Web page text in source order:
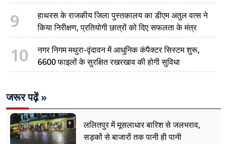
9
हाथरस के राजकीय जिला पुस्तकालय का डीएम अतुल वत्स ने
किया निरीक्षण, प्रतियोगी छात्रों को दिए सफलता के मंत्र
10
नगर निगम मथुरा-वृंदावन में आधुनिक कंपैक्टर सिस्टम शुरू,
6600 फाइलों के सुरक्षित रखरखाव की होगी सुविधा
जरूर पढ़ें »
ललितपुर में मूसलाधार बारिश से जलभराव,
सड़कों से बाजारों तक पानी ही पानी